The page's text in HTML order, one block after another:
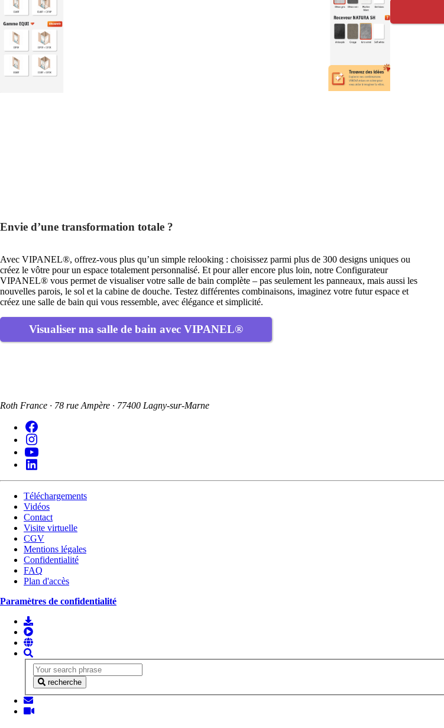
Envie d’une transformation totale ?
Avec VIPANEL®, offrez-vous plus qu’un simple relooking : choisissez parmi plus de 300 designs uniques ou
créez le vôtre pour un espace totalement personnalisé. Et pour aller encore plus loin, notre Configurateur
VIPANEL® vous permet de visualiser votre salle de bain complète – pas seulement les panneaux, mais aussi les
nouvelles parois, le sol et la cabine de douche. Testez différentes combinaisons, imaginez votre futur espace et
créez une salle de bain qui vous ressemble, avec élégance et simplicité.
Visualiser ma salle de bain avec VIPANEL®
Roth France · 78 rue Ampère · 77400 Lagny-sur-Marne
Téléchargements
Vidéos
Contact
Visite virtuelle
CGV
Mentions légales
Confidentialité
FAQ
Plan d'accès
Paramètres de confidentialité
recherche